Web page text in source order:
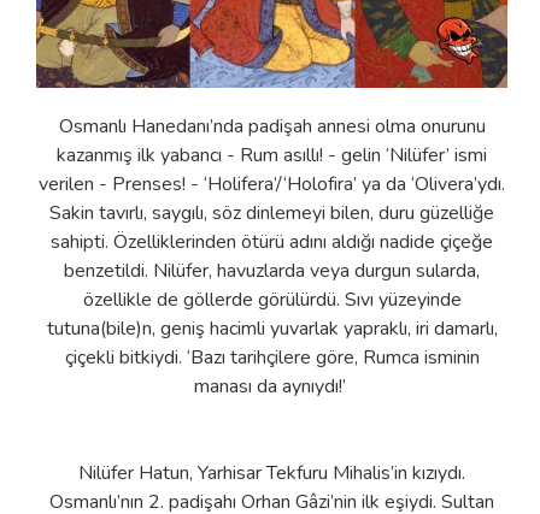
Osmanlı Hanedanı’nda padişah annesi olma onurunu
kazanmış ilk yabancı - Rum asıllı! - gelin ‘Nilüfer’ ismi
verilen - Prenses! - ‘Holifera’/‘Holofira’ ya da ‘Olivera’ydı.
Sakin tavırlı, saygılı, söz dinlemeyi bilen, duru güzelliğe
sahipti. Özelliklerinden ötürü adını aldığı nadide çiçeğe
benzetildi. Nilüfer, havuzlarda veya durgun sularda,
özellikle de göllerde görülürdü. Sıvı yüzeyinde
tutuna(bile)n, geniş hacimli yuvarlak yapraklı, iri damarlı,
çiçekli bitkiydi. ‘Bazı tarihçilere göre, Rumca isminin
manası da aynıydı!’
Nilüfer Hatun, Yarhisar Tekfuru Mihalis’in kızıydı.
Osmanlı’nın 2. padişahı Orhan Gâzi’nin ilk eşiydi. Sultan